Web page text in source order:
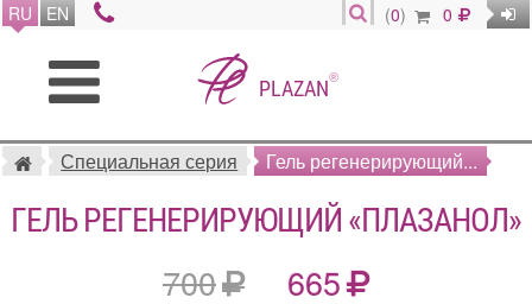
RU EN (0) 0
PLAZAN®
Специальная серия Гель регенерирующий...
ГЕЛЬ РЕГЕНЕРИРУЮЩИЙ «ПЛАЗАНОЛ»
700 665